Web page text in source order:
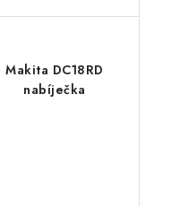
Makita DC18RD
nabíječka